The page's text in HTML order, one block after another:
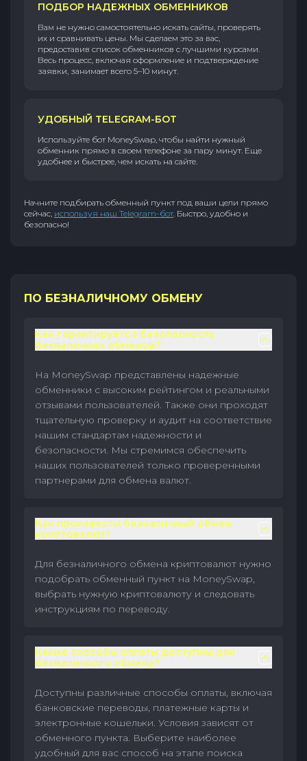
ПОДБОР НАДЕЖНЫХ ОБМЕННИКОВ
Вам не нужно самостоятельно искать сайты, проверять
их и сравнивать цены. Мы сделаем это за вас,
предоставив список обменников с лучшими курсами.
Весь процесс, включая оформление и подтверждение
заявки, занимает всего 5–10 минут.
УДОБНЫЙ TELEGRAM-БОТ
Используйте бот MoneySwap, чтобы найти нужный
обменник прямо в своем телефоне за пару минут. Еще
удобнее и быстрее, чем искать на сайте.
Начните подбирать обменный пункт под ваши цели прямо
сейчас, используя наш Telegram-бот. Быстро, удобно и
безопасно!
ПО БЕЗНАЛИЧНОМУ ОБМЕНУ
Как гарантируется безопасность
безналичных обменов?
На MoneySwap представлены надежные
обменники с высоким рейтингом и реальными
отзывами пользователей. Также они проходят
тщательную проверку и аудит на соответствие
нашим стандартам надежности и
безопасности. Мы стремимся обеспечить
наших пользователей только проверенными
партнерами для обмена валют.
Как произвести безналичный обмен
криптовалют?
Для безналичного обмена криптовалют нужно
подобрать обменный пункт на MoneySwap,
выбрать нужную криптовалюту и следовать
инструкциям по переводу.
Какие способы оплаты доступны для
безналичного обмена?
Доступны различные способы оплаты, включая
банковские переводы, платежные карты и
электронные кошельки. Условия зависят от
обменного пункта. Выберите наиболее
удобный для вас способ на этапе поиска